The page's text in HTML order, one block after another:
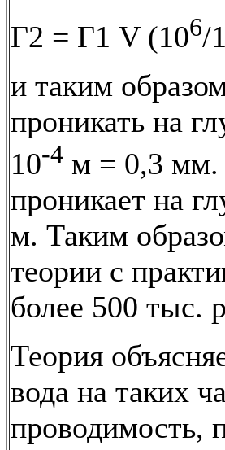
Г2 = Г1 V (106/
и таким
проникать на
10-4 м = 0,3 мм.
проникает на
м. Таким
теории с
более 500 тыс.
Теория
вода на таких
проводимость,